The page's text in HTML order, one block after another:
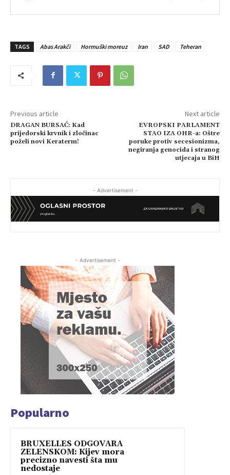
TAGS Abas Arakči Hormuški moreuz Iran SAD Teheran
Previous article
DRAGAN BURSAĆ: Kad
prijedorski krvnik i zločinac
poželi novi Keraterm!
Next article
EVROPSKI PARLAMENT
STAO IZA OHR-a: Oštre
poruke protiv secesionizma,
negiranja genocida i stranog
utjecaja u BiH
- Advertisement -
- Advertisement -
Popularno
BRUXELLES ODGOVARA
ZELENSKOM: Kijev mora
precizno navesti šta mu
nedostaje